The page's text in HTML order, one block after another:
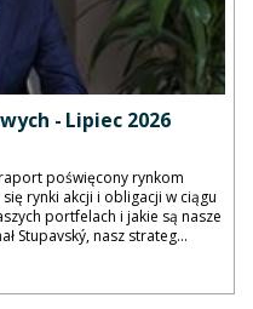
- Lipiec 2026
poświęcony rynkom
rynki akcji i obligacji w ciągu
portfelach i jakie są nasze
Stupavský, nasz strateg...